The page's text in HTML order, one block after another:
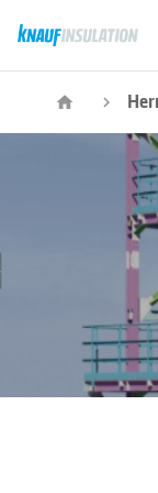
home navigate_next